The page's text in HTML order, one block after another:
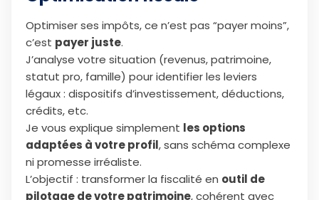
Optimiser ses impôts, ce n’est pas “payer moins”,
c’est payer juste.
J’analyse votre situation (revenus, patrimoine,
statut pro, famille) pour identifier les leviers
légaux : dispositifs d’investissement, déductions,
crédits, etc.
Je vous explique simplement les options
adaptées à votre profil, sans schéma complexe
ni promesse irréaliste.
L’objectif : transformer la fiscalité en outil de
pilotage de votre patrimoine, cohérent avec